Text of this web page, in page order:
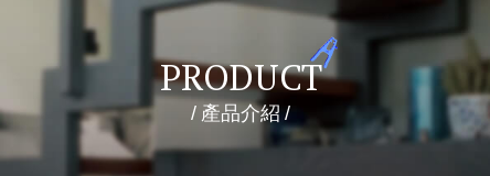
PRODUCT
產品介紹